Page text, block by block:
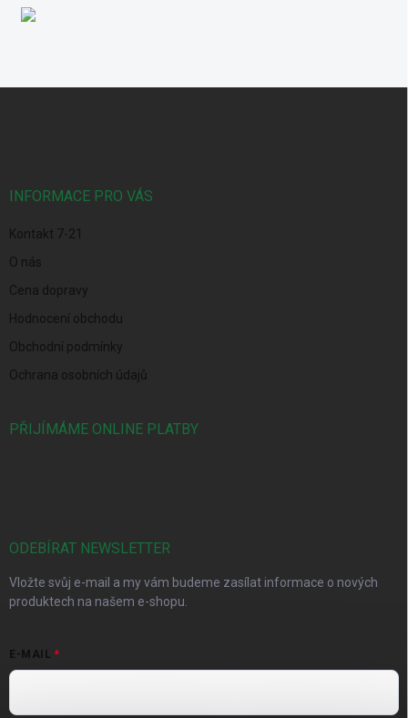
INFORMACE PRO VÁS
Kontakt 7-21
O nás
Cena dopravy
Hodnocení obchodu
Obchodní podmínky
Ochrana osobních údajů
PŘIJÍMÁME ONLINE PLATBY
ODEBÍRAT NEWSLETTER
Vložte svůj e-mail a my vám budeme zasílat informace o nových
produktech na našem e-shopu.
E-MAIL